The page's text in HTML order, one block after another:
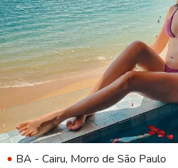
BA - Cairu, Morro de São Paulo